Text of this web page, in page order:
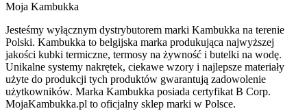
Moja Kambukka
Jesteśmy wyłącznym dystrybutorem marki Kambukka na terenie
Polski. Kambukka to belgijska marka produkująca najwyższej
jakości kubki termiczne, termosy na żywność i butelki na wodę.
Unikalne systemy nakrętek, ciekawe wzory i najlepsze materiały
użyte do produkcji tych produktów gwarantują zadowolenie
użytkowników. Marka Kambukka posiada certyfikat B Corp.
MojaKambukka.pl to oficjalny sklep marki w Polsce.